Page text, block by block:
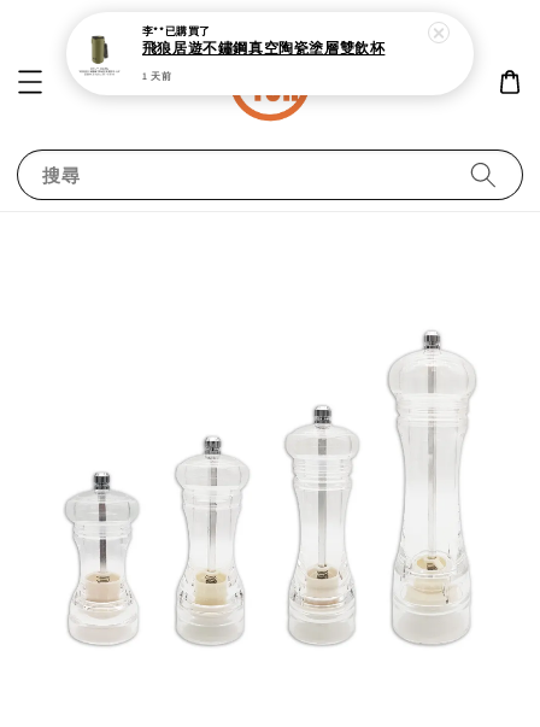
搜尋
李**已購買了
飛狼居遊不鏽鋼真空陶瓷塗層雙飲杯
1 天前